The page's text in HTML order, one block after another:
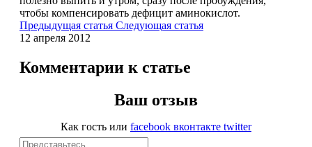
Для тренировки
НАЗАД
НАЗАД
чтобы компенсировать дефицит аминокислот.
Предыдущая статья Следующая статья
12 апреля 2012
Комментарии к статье
Ваш отзыв
Как гость или facebook вконтакте twitter